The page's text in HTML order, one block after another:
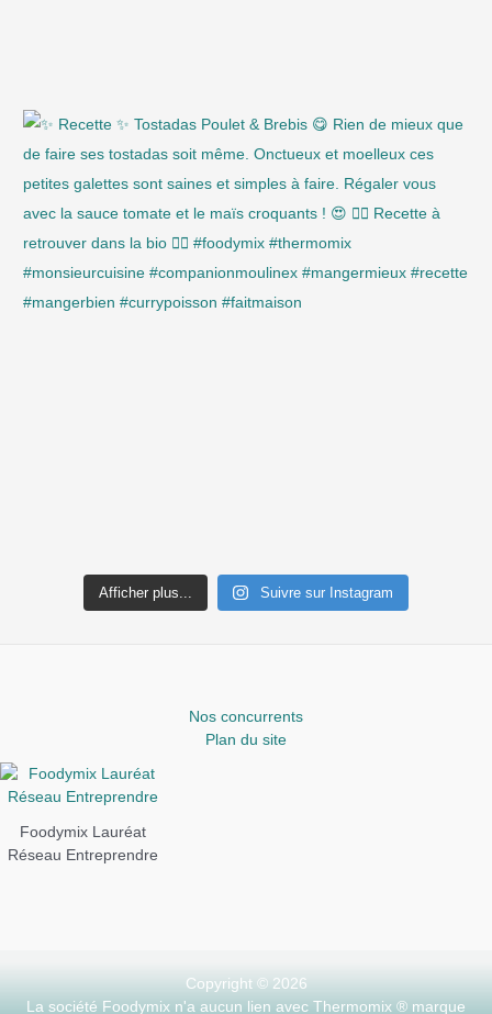
Afficher plus... Suivre sur Instagram
Nos concurrents
Plan du site
Foodymix Lauréat
Réseau Entreprendre
Copyright © 2026
La société Foodymix n'a aucun lien avec Thermomix ® marque